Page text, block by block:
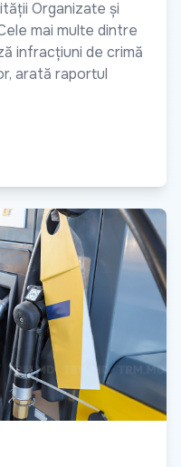
Organizate și
mai multe dintre
infracțiuni de crimă
arată raportul